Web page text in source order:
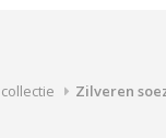
Zilveren